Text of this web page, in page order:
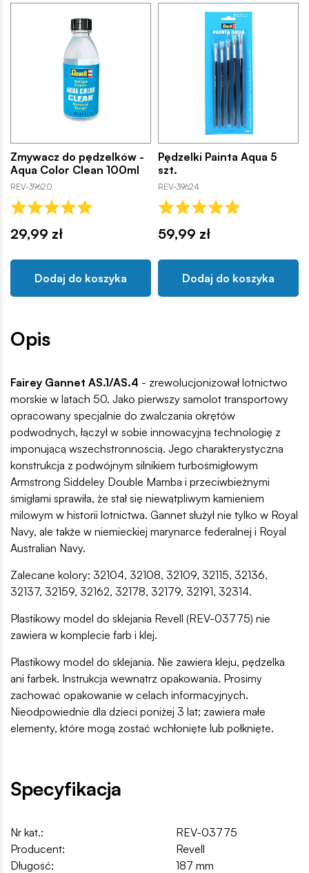
Zmywacz do pędzelków -
Aqua Color Clean 100ml
REV-39620
29,99 zł
Dodaj do koszyka
Pędzelki Painta Aqua 5
szt.
REV-39624
59,99 zł
Dodaj do koszyka
Opis
Fairey Gannet AS.1/AS.4 - zrewolucjonizował lotnictwo
morskie w latach 50. Jako pierwszy samolot transportowy
opracowany specjalnie do zwalczania okrętów
podwodnych, łączył w sobie innowacyjną technologię z
imponującą wszechstronnością. Jego charakterystyczna
konstrukcja z podwójnym silnikiem turbośmigłowym
Armstrong Siddeley Double Mamba i przeciwbieżnymi
śmigłami sprawiła, że stał się niewątpliwym kamieniem
milowym w historii lotnictwa. Gannet służył nie tylko w Royal
Navy, ale także w niemieckiej marynarce federalnej i Royal
Australian Navy.
Zalecane kolory: 32104, 32108, 32109, 32115, 32136,
32137, 32159, 32162, 32178, 32179, 32191, 32314.
Plastikowy model do sklejania Revell (REV-03775) nie
zawiera w komplecie farb i klej.
Plastikowy model do sklejania. Nie zawiera kleju, pędzelka
ani farbek. Instrukcja wewnątrz opakowania. Prosimy
zachować opakowanie w celach informacyjnych.
Nieodpowiednie dla dzieci poniżej 3 lat; zawiera małe
elementy, które mogą zostać wchłonięte lub połknięte.
Specyfikacja
Nr kat.:
REV-03775
Producent:
Revell
Długość:
187 mm